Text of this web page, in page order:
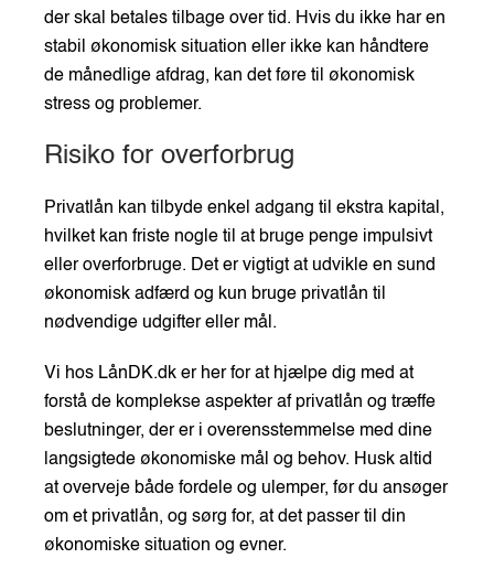
der skal betales tilbage over tid. Hvis du ikke har en
stabil økonomisk situation eller ikke kan håndtere
de månedlige afdrag, kan det føre til økonomisk
stress og problemer.
Risiko for overforbrug
Privatlån kan tilbyde enkel adgang til ekstra kapital,
hvilket kan friste nogle til at bruge penge impulsivt
eller overforbruge. Det er vigtigt at udvikle en sund
økonomisk adfærd og kun bruge privatlån til
nødvendige udgifter eller mål.
Vi hos LånDK.dk er her for at hjælpe dig med at
forstå de komplekse aspekter af privatlån og træffe
beslutninger, der er i overensstemmelse med dine
langsigtede økonomiske mål og behov. Husk altid
at overveje både fordele og ulemper, før du ansøger
om et privatlån, og sørg for, at det passer til din
økonomiske situation og evner.